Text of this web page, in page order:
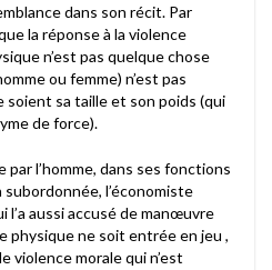
dans son récit. Par
la réponse à la violence
n’est pas quelque chose
ou femme) n’est pas
soient sa taille et son poids (qui
de force).
par l’homme, dans ses fonctions
l’économiste
l’a aussi accusé de manœuvre
physique ne soit entrée en jeu ,
violence morale qui n’est